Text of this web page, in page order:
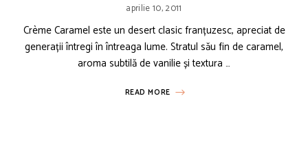
aprilie 10, 2011
Crème Caramel este un desert clasic franțuzesc, apreciat de
generații întregi în întreaga lume. Stratul său fin de caramel,
aroma subtilă de vanilie și textura …
READ MORE